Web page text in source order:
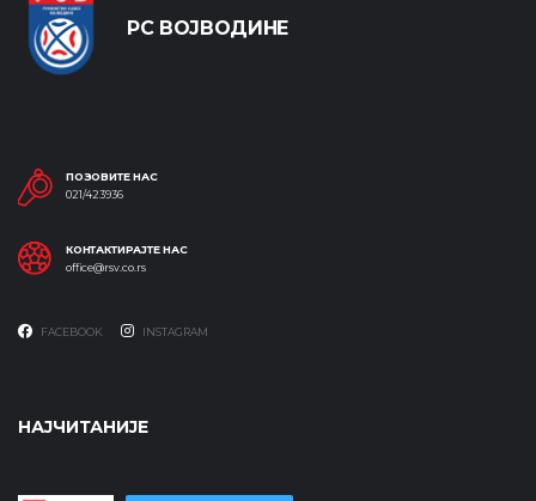
РС ВОЈВОДИНЕ
ПОЗОВИТЕ НАС
021/423936
КОНТАКТИРАЈТЕ НАС
office@rsv.co.rs
FACEBOOK INSTAGRAM
НАЈЧИТАНИЈЕ